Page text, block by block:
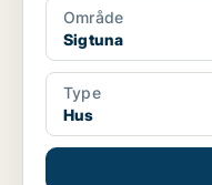
Område
Sigtuna
Type
Hus